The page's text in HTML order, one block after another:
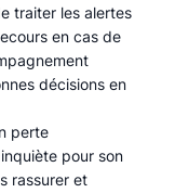
traiter les alertes
en cas de
décisions en
perte
pour son
rassurer et